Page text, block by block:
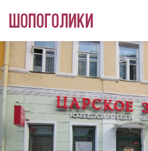
Перейти к основному содержанию